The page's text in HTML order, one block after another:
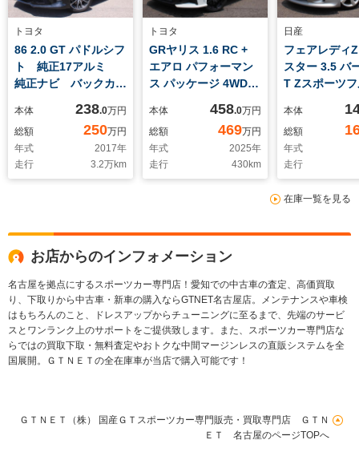
トヨタ
86 2.0 GT パドルシフ
ト 純正17アルミ
純正ナビ バックカメ
LEDヘッドライト
本体 238.0万円
総額
250万円
年式
2017年
走行
3.2万km
トヨタ
GRヤリス 1.6 RC +
エアロ パフォーマン
ス パッケージ 4WD
OPデフ OPエアコ
ン 専用GRリアス
ポ カロッツェリアナ
ビ フルセグ バック
カメラ ETC OPイ
本体 458.0万円
総額
469万円
年式
2025年
走行
430km
日産
フェアレディ
スター 3.5 バ
T Zスポーツ
純正18アル
テックドラレ
ンジカラーハ
ーシート シ
ター キーレ
本体
総額
年式
走行
在庫一覧を見る
お店からのインフォメーション
名古屋を拠点にするスポーツカー専門店！愛知での中古車の査定、高価買取
り、下取りから中古車・新車の購入ならGTNET名古屋店。メンテナンスや車検
はもちろんのこと、ドレスアップからチューニングに至るまで、先端のサービ
スとワンランク上のサポートをご提供致します。また、スポーツカー専門店な
らではの買取下取・無料査定やおトクな中間マージンレスの直販システムを全
国展開。ＧＴＮＥＴの全在庫車が当店で購入可能です！
ＧＴＮＥＴ（株） 国産ＧＴスポーツカー専門販売・買取専門店 ＧＴＮ
ＥＴ 名古屋のページTOPへ